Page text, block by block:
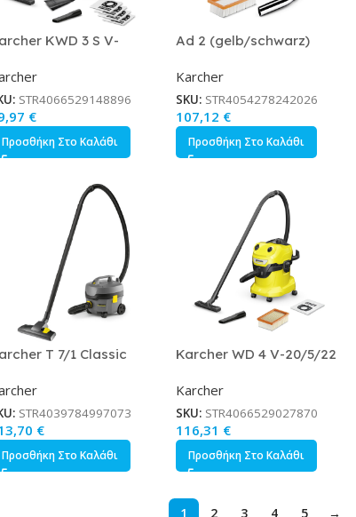
KWD 3 S V-
Υγρών / Στερεών
με Ανοξείδωτο Κάδο
Κωδικός 1.628-449.0
STR4066529148896
€
Προσθήκη Στο Καλάθι
Ad 2 (gelb/schwarz)
Karcher
SKU: STR4054278242026
107,12 €
Προσθήκη Στο Καλάθι
T 7/1 Classic
Κάδο 7lt Κωδικός
181.0
STR4039784997073
€
Προσθήκη Στο Καλάθι
Karcher WD 4 V-20/5/22
1000W με Πλαστικό Κάδο
20lt Κωδικός 1.628-209.0
Karcher
SKU: STR4066529027870
116,31 €
Προσθήκη Στο Καλάθι
1 2 3 4 5 →